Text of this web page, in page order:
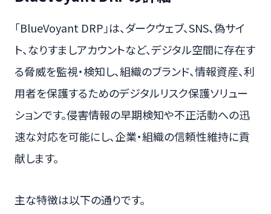
「BlueVoyant DRP」は、ダークウェブ、SNS、偽サイ
ト、なりすましアカウントなど、デジタル空間に存在す
る脅威を監視・検知し、組織のブランド、情報資産、利
用者を保護するためのデジタルリスク保護ソリュー
ションです。侵害情報の早期検知や不正活動への迅
速な対応を可能にし、企業・組織の信頼性維持に貢
献します。
主な特徴は以下の通りです。